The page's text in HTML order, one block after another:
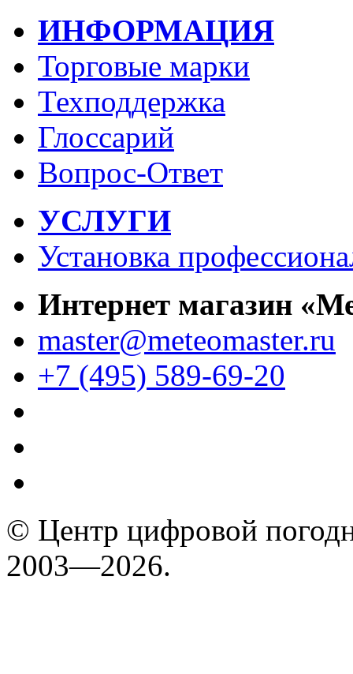
ИНФОРМАЦИЯ
Торговые марки
Техподдержка
Глоссарий
Вопрос-Ответ
УСЛУГИ
Установка
Интернет магазин
master@meteomaster.ru
+7 (495) 589-69-20
© Центр цифровой
2003—2026.